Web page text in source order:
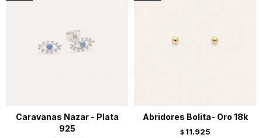
Caravanas Nazar - Plata
925
Abridores Bolita- Oro 18k
$ 11.925